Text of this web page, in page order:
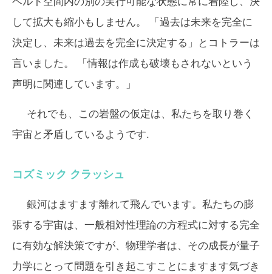
して拡大も縮小もしません。 「過去は未来を完全に
決定し、未来は過去を完全に決定する」とコトラーは
言いました。 「情報は作成も破壊もされないという
声明に関連しています。」
それでも、この岩盤の仮定は、私たちを取り巻く
宇宙と矛盾しているようです.
コズミック クラッシュ
銀河はますます離れて飛んでいます。私たちの膨
張する宇宙は、一般相対性理論の方程式に対する完全
に有効な解決策ですが、物理学者は、その成長が量子
力学にとって問題を引き起こすことにますます気づき